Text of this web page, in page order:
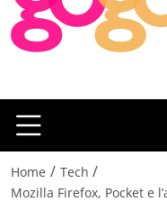
Home / Tech /
Mozilla Firefox, Pocket e